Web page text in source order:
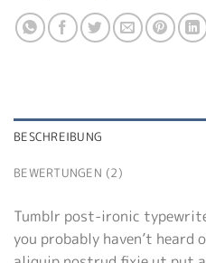
BESCHREIBUNG
BEWERTUNGEN (2)
Tumblr post-ironic
you probably haven’t